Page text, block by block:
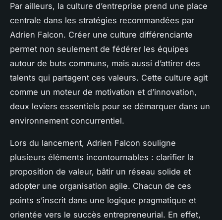
Par ailleurs, la culture d’entreprise prend une place
centrale dans les stratégies recommandées par
Adrien Falcon. Créer une culture différenciante
permet non seulement de fédérer les équipes
autour de buts communs, mais aussi d’attirer des
talents qui partagent ces valeurs. Cette culture agit
comme un moteur de motivation et d’innovation,
deux leviers essentiels pour se démarquer dans un
environnement concurrentiel.
Lors du lancement, Adrien Falcon souligne
plusieurs éléments incontournables : clarifier la
proposition de valeur, bâtir un réseau solide et
adopter une organisation agile. Chacun de ces
points s’inscrit dans une logique pragmatique et
orientée vers le succès entrepreneurial. En effet,